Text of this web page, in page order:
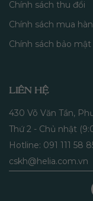
Chính sách thu đổi
Chính sách mua
Chính sách bảo mật
LIÊN HỆ
430 Võ Văn Tần,
Thứ 2 - Chủ nhật
Hotline: 091 111 58
cskh@helia.com.vn